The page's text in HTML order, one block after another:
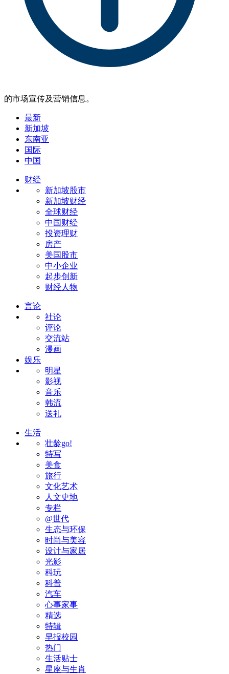
的市场宣传及营销信息。
最新
新加坡
东南亚
国际
中国
财经
新加坡股市
新加坡财经
全球财经
中国财经
投资理财
房产
美国股市
中小企业
起步创新
财经人物
言论
社论
评论
交流站
漫画
娱乐
明星
影视
音乐
韩流
送礼
生活
壮龄go!
特写
美食
旅行
文化艺术
人文史地
专栏
@世代
生态与环保
时尚与美容
设计与家居
光影
科玩
科普
汽车
心事家事
精选
特辑
早报校园
热门
生活贴士
星座与生肖